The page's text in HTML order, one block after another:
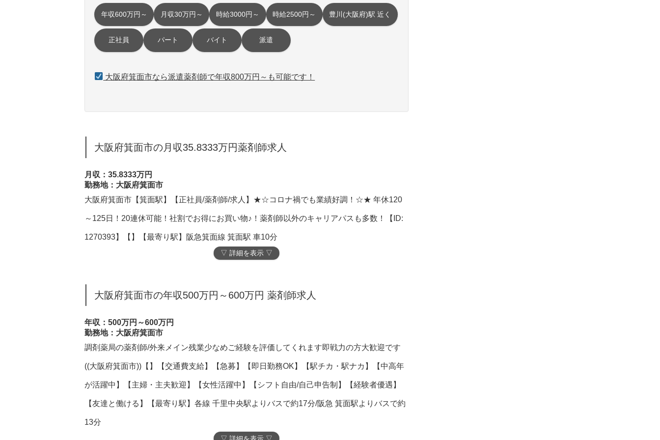
年収600万円～ 月収30万円～ 時給3000円～ 時給2500円～ 豊川(大阪府)駅 近く
正社員 パート バイト 派遣
大阪府箕面市なら派遣薬剤師で年収800万円～も可能です！
大阪府箕面市の月収35.8333万円薬剤師求人
月収：35.8333万円
勤務地：大阪府箕面市
大阪府箕面市【箕面駅】【正社員/薬剤師/求人】★☆コロナ禍でも業績好調！☆★ 年休120
～125日！20連休可能！社割でお得にお買い物♪！薬剤師以外のキャリアパスも多数！【ID:
1270393】【】【最寄り駅】阪急箕面線 箕面駅 車10分
▽ 詳細を表示 ▽
大阪府箕面市の年収500万円～600万円 薬剤師求人
年収：500万円～600万円
勤務地：大阪府箕面市
調剤薬局の薬剤師/外来メイン残業少なめご経験を評価してくれます即戦力の方大歓迎です
((大阪府箕面市))【】【交通費支給】【急募】【即日勤務OK】【駅チカ・駅ナカ】【中高年
が活躍中】【主婦・主夫歓迎】【女性活躍中】【シフト自由/自己申告制】【経験者優遇】
【友達と働ける】【最寄り駅】各線 千里中央駅よりバスで約17分/阪急 箕面駅よりバスで約
13分